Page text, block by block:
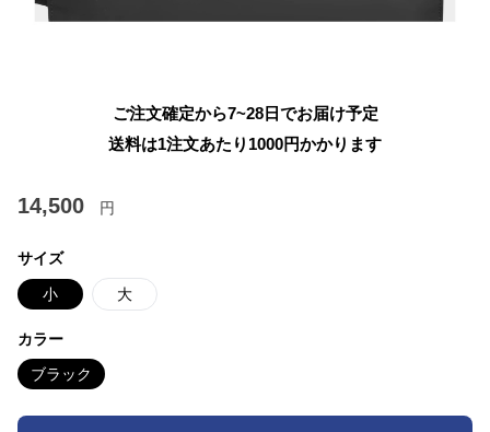
ご注文確定から7~28日でお届け予定
送料は1注文あたり 1000円かかります
14,500 円
サイズ
小 大
カラー
ブラック